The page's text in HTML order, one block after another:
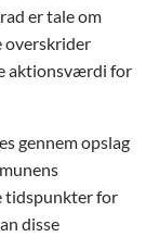
er tale om
overskrider
aktionsværdi for
gennem opslag
tidspunkter for
disse